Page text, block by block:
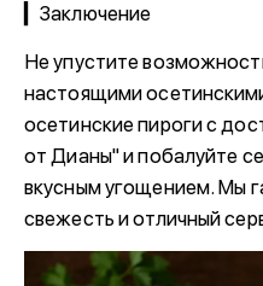
▎Заключение
Не упустите
настоящими
осетинские пироги с
от Дианы" и побалуйте
вкусным угощением. Мы
свежесть и отличный